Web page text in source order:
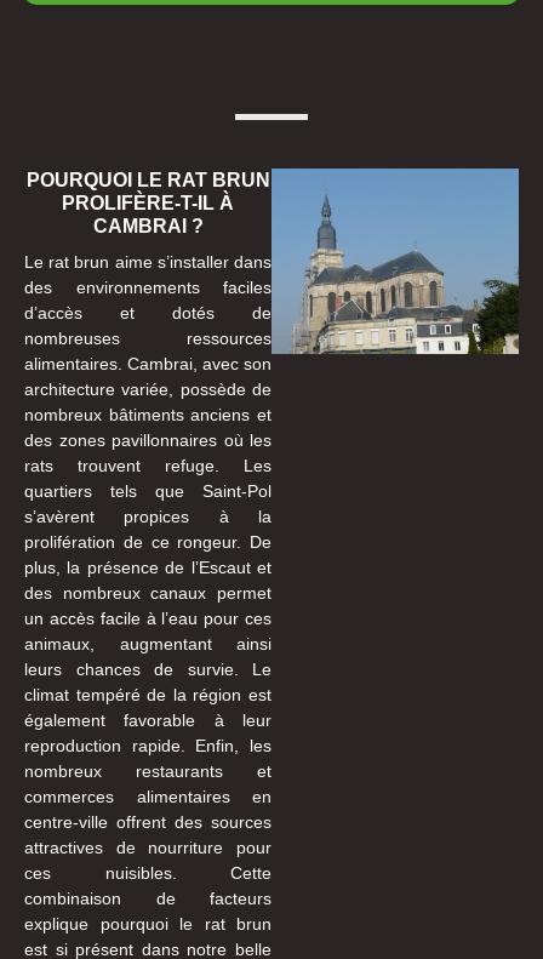
POURQUOI LE RAT BRUN
PROLIFÈRE-T-IL À
CAMBRAI ?
Le rat brun aime s’installer dans
des environnements faciles
d’accès et dotés de
nombreuses ressources
alimentaires. Cambrai, avec son
architecture variée, possède de
nombreux bâtiments anciens et
des zones pavillonnaires où les
rats trouvent refuge. Les
quartiers tels que Saint-Pol
s’avèrent propices à la
prolifération de ce rongeur. De
plus, la présence de l’Escaut et
des nombreux canaux permet
un accès facile à l’eau pour ces
animaux, augmentant ainsi
leurs chances de survie. Le
climat tempéré de la région est
également favorable à leur
reproduction rapide. Enfin, les
nombreux restaurants et
commerces alimentaires en
centre-ville offrent des sources
attractives de nourriture pour
ces nuisibles. Cette
combinaison de facteurs
explique pourquoi le rat brun
est si présent dans notre belle